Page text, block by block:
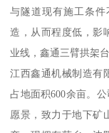
与隧道现有施工条
造，从而程度低，影
业线，鑫通三臂拱架
江西鑫通机械制造有
占地面积600余亩。
愿景，致力于地下矿